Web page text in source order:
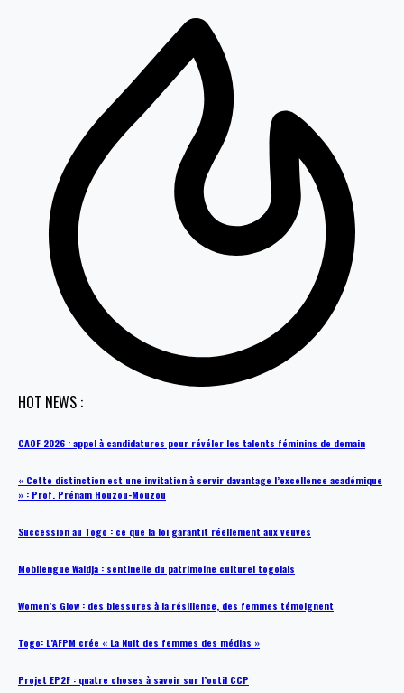
HOT NEWS :
CAOF 2026 : appel à candidatures pour révéler les talents féminins de demain
« Cette distinction est une invitation à servir davantage l’excellence académique
» : Prof. Prénam Houzou-Mouzou
Succession au Togo : ce que la loi garantit réellement aux veuves
Mobilengue Waldja : sentinelle du patrimoine culturel togolais
Women’s Glow : des blessures à la résilience, des femmes témoignent
Togo: L’AFPM crée « La Nuit des femmes des médias »
Projet EP2F : quatre choses à savoir sur l’outil CCP